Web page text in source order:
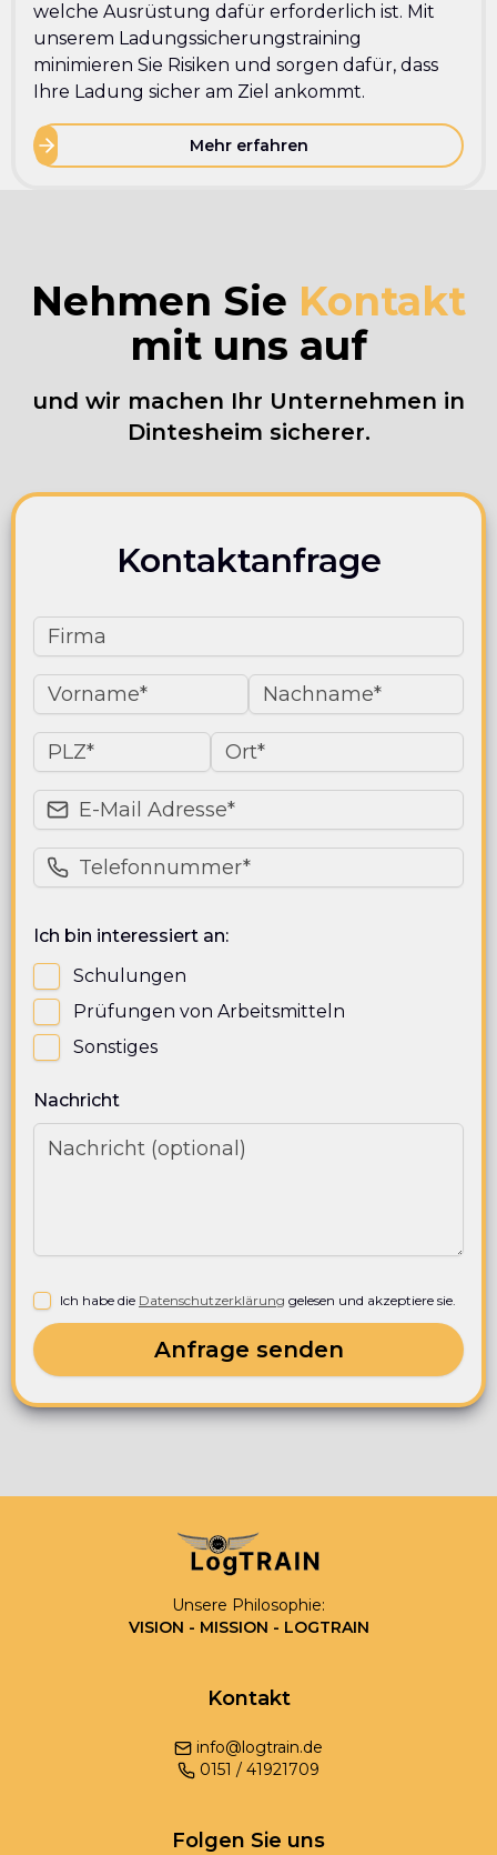
welche Ausrüstung dafür erforderlich ist. Mit
unserem Ladungssicherungstraining
minimieren Sie Risiken und sorgen dafür, dass
Ihre Ladung sicher am Ziel ankommt.
Mehr erfahren
Nehmen Sie Kontakt
mit uns auf
und wir machen Ihr Unternehmen in
Dintesheim sicherer.
Kontaktanfrage
Ich bin interessiert an:
Schulungen
Prüfungen von Arbeitsmitteln
Sonstiges
Nachricht
Ich habe die Datenschutzerklärung gelesen und akzeptiere sie.
Anfrage senden
Unsere Philosophie:
VISION - MISSION - LOGTRAIN
Kontakt
info@logtrain.de
0151 / 41921709
Folgen Sie uns